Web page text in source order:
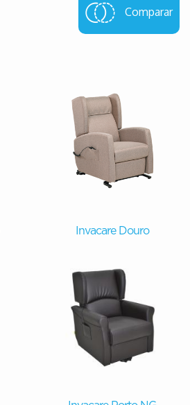
Comparar
Invacare Douro